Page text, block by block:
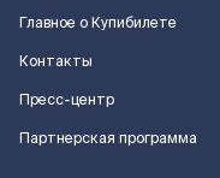
Главное о Купибилете
Контакты
Пресс-центр
Партнерская программа